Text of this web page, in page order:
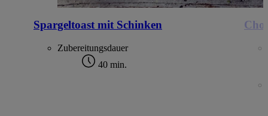
Spargeltoast mit Schinken
Zubereitungsdauer
40 min.